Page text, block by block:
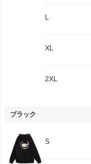
L
XL
2XL
ブラック
S